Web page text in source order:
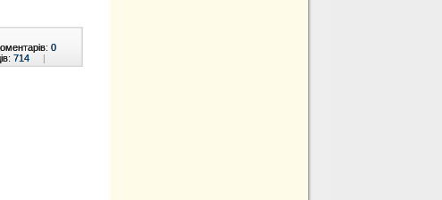
0
714 |